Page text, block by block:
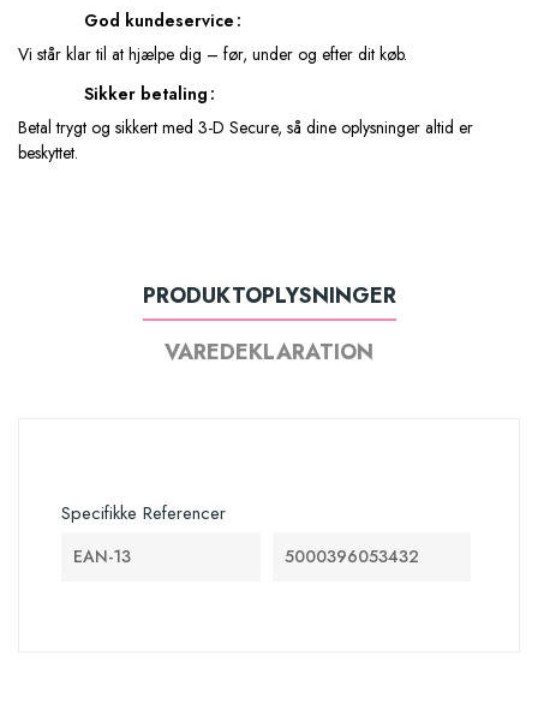
God kundeservice
Vi står klar til at hjælpe dig – før, under og efter dit køb.
Sikker betaling
Betal trygt og sikkert med 3-D Secure, så dine oplysninger altid er
beskyttet.
PRODUKTOPLYSNINGER
VAREDEKLARATION
Specifikke Referencer
EAN-13 5000396053432